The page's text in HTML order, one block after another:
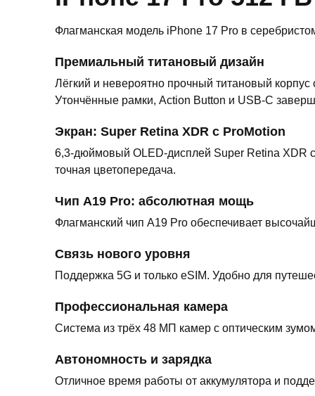
Флагманская модель iPhone 17 Pro в
Премиальный титановый дизайн
Лёгкий и невероятно прочный титановый
Утончённые рамки, Action Button и USB-C
Экран: Super Retina XDR с ProMotion
6,3-дюймовый OLED-дисплей Super Retina XDR
точная цветопередача.
Чип A19 Pro: абсолютная мощь
Флагманский чип A19 Pro обеспечивает
Связь нового уровня
Поддержка 5G и только eSIM. Удобно для
Профессиональная камера
Система из трёх 48 МП камер с оптическим
Автономность и зарядка
Отличное время работы от аккумулятора и